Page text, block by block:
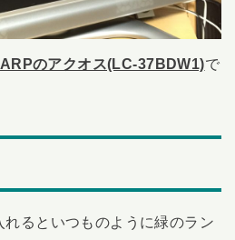
のアクオス(LC-37BDW1)で
るといつものように緑のラン